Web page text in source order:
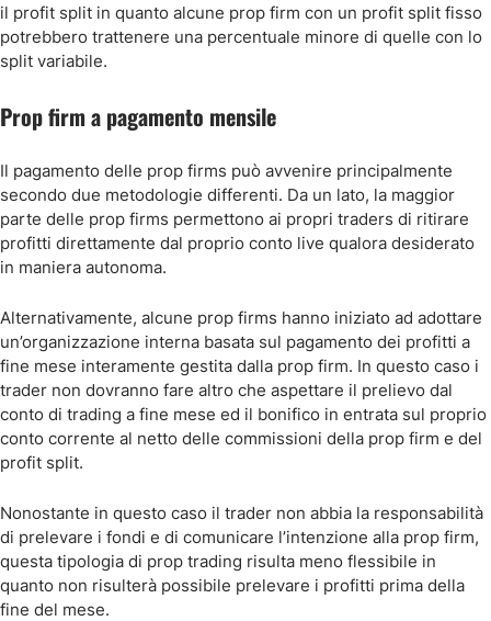
il profit split in quanto alcune prop firm con un profit split fisso
potrebbero trattenere una percentuale minore di quelle con lo
split variabile.
Prop firm a pagamento mensile
Il pagamento delle prop firms può avvenire principalmente
secondo due metodologie differenti. Da un lato, la maggior
parte delle prop firms permettono ai propri traders di ritirare
profitti direttamente dal proprio conto live qualora desiderato
in maniera autonoma.
Alternativamente, alcune prop firms hanno iniziato ad adottare
un’organizzazione interna basata sul pagamento dei profitti a
fine mese interamente gestita dalla prop firm. In questo caso i
trader non dovranno fare altro che aspettare il prelievo dal
conto di trading a fine mese ed il bonifico in entrata sul proprio
conto corrente al netto delle commissioni della prop firm e del
profit split.
Nonostante in questo caso il trader non abbia la responsabilità
di prelevare i fondi e di comunicare l’intenzione alla prop firm,
questa tipologia di prop trading risulta meno flessibile in
quanto non risulterà possibile prelevare i profitti prima della
fine del mese.